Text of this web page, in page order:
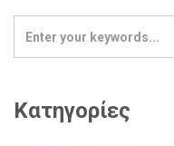
Κατηγορίες